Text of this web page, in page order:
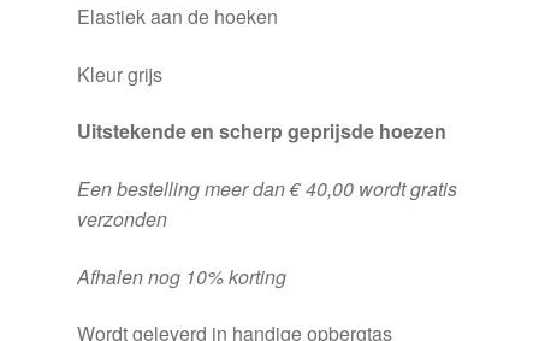
Elastiek aan de hoeken
Kleur grijs
Uitstekende en scherp geprijsde hoezen
Een bestelling meer dan € 40,00 wordt gratis
verzonden
Afhalen nog 10% korting
Wordt geleverd in handige opbergtas